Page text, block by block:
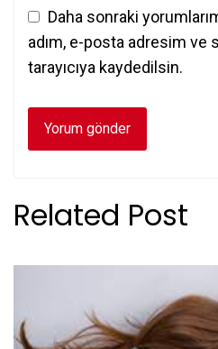
Daha sonraki
adım, e-posta adresim ve
tarayıcıya kaydedilsin.
Related Post